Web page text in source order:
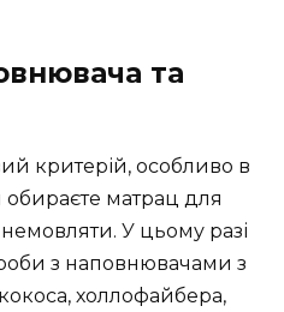
та
критерій, особливо в
матрац для
У цьому разі
з наповнювачами з
холлофайбера,